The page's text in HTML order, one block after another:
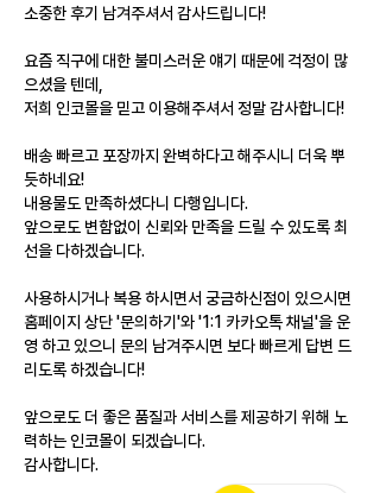
소중한 후기 남겨주셔서 감사드립니다!
요즘 직구에 대한 불미스러운 얘기 때문에 걱정이 많
으셨을 텐데,
저희 인코몰을 믿고 이용해주셔서 정말 감사합니다!
배송 빠르고 포장까지 완벽하다고 해주시니 더욱 뿌
듯하네요!
내용물도 만족하셨다니 다행입니다.
앞으로도 변함없이 신뢰와 만족을 드릴 수 있도록 최
선을 다하겠습니다.
사용하시거나 복용 하시면서 궁금하신점이 있으시면
홈페이지 상단 '문의하기'와 '1:1 카카오톡 채널'을 운
영 하고 있으니 문의 남겨주시면 보다 빠르게 답변 드
리도록 하겠습니다!
앞으로도 더 좋은 품질과 서비스를 제공하기 위해 노
력하는 인코몰이 되겠습니다.
감사합니다.